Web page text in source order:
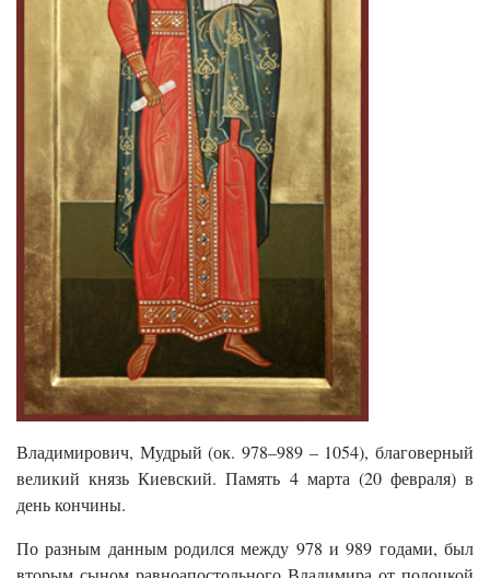
Владимирович, Мудрый (ок. 978–989 – 1054), благоверный
великий князь Киевский. Память 4 марта (20 февраля) в
день кончины.
По разным данным родился между 978 и 989 годами, был